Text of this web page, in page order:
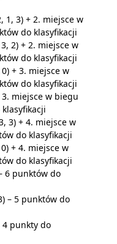
1, 3) + 2. miejsce w
do klasyfikacji
2) + 2. miejsce w
do klasyfikacji
+ 3. miejsce w
do klasyfikacji
3. miejsce w biegu
3) + 4. miejsce w
do klasyfikacji
+ 4. miejsce w
do klasyfikacji
6 punktów do
– 5 punktów do
4 punkty do